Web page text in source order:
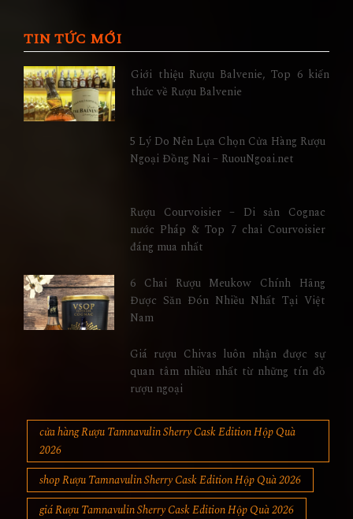
TIN TỨC MỚI
Giới thiệu Rượu Balvenie, Top 6 kiến
thức về Rượu Balvenie
5 Lý Do Nên Lựa Chọn Cửa Hàng Rượu
Ngoại Đồng Nai – RuouNgoai.net
Rượu Courvoisier – Di sản Cognac
nước Pháp & Top 7 chai Courvoisier
đáng mua nhất
6 Chai Rượu Meukow Chính Hãng
Được Săn Đón Nhiều Nhất Tại Việt
Nam
Giá rượu Chivas luôn nhận được sự
quan tâm nhiều nhất từ những tín đồ
rượu ngoại
cửa hàng Rượu Tamnavulin Sherry Cask Edition Hộp Quà
2026
shop Rượu Tamnavulin Sherry Cask Edition Hộp Quà 2026
giá Rượu Tamnavulin Sherry Cask Edition Hộp Quà 2026